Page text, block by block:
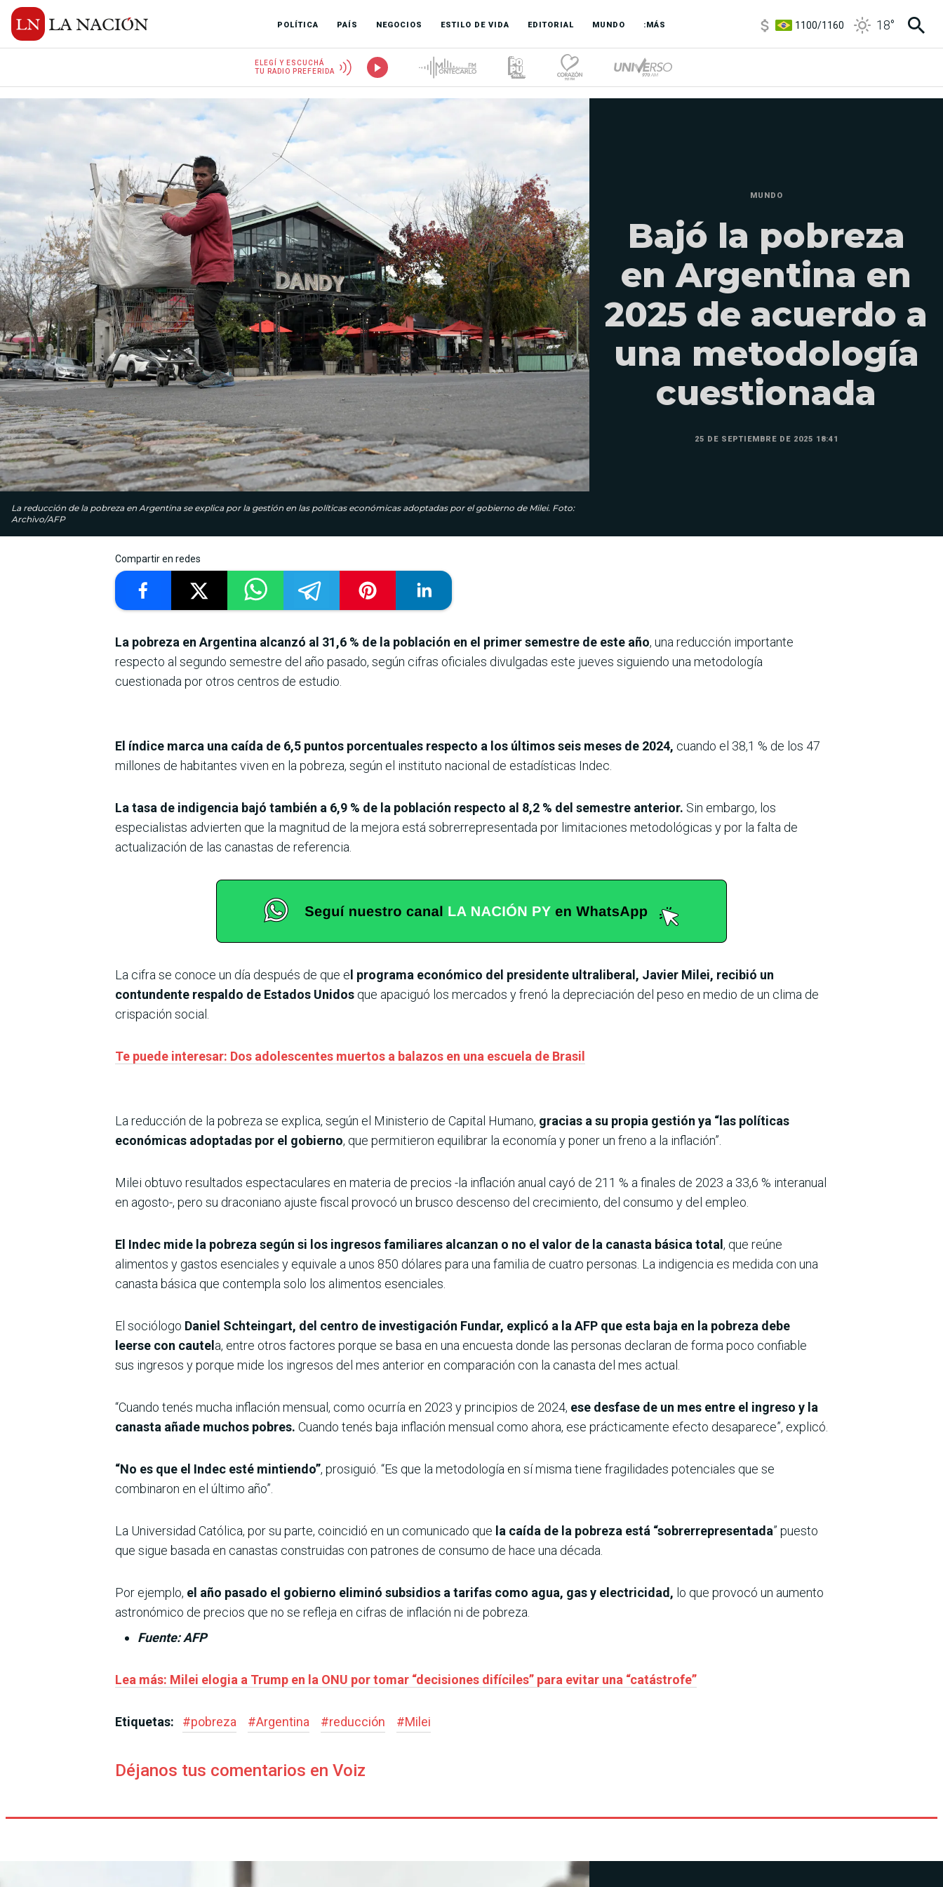
POLÍTICA PAÍS NEGOCIOS ESTILO DE VIDA EDITORIAL MUNDO :MÁS
3,8/4
18°
ELEGÍ Y ESCUCHÁ
TU RADIO PREFERIDA
La reducción de la pobreza en Argentina se explica por la gestión en las políticas económicas adoptadas por el gobierno de Milei. Foto:
Archivo/AFP
MUNDO
Bajó la pobreza
en Argentina en
2025 de acuerdo a
una metodología
cuestionada
25 DE SEPTIEMBRE DE 2025 18:41
Compartir en redes
La pobreza en Argentina alcanzó al 31,6 % de la población en el primer semestre de este año, una reducción importante
respecto al segundo semestre del año pasado, según cifras oficiales divulgadas este jueves siguiendo una metodología
cuestionada por otros centros de estudio.
El índice marca una caída de 6,5 puntos porcentuales respecto a los últimos seis meses de 2024, cuando el 38,1 % de los 47
millones de habitantes viven en la pobreza, según el instituto nacional de estadísticas Indec.
La tasa de indigencia bajó también a 6,9 % de la población respecto al 8,2 % del semestre anterior. Sin embargo, los
especialistas advierten que la magnitud de la mejora está sobrerrepresentada por limitaciones metodológicas y por la falta de
actualización de las canastas de referencia.
La cifra se conoce un día después de que el programa económico del presidente ultraliberal, Javier Milei, recibió un
contundente respaldo de Estados Unidos que apaciguó los mercados y frenó la depreciación del peso en medio de un clima de
crispación social.
Te puede interesar: Dos adolescentes muertos a balazos en una escuela de Brasil
La reducción de la pobreza se explica, según el Ministerio de Capital Humano, gracias a su propia gestión ya “las políticas
económicas adoptadas por el gobierno, que permitieron equilibrar la economía y poner un freno a la inflación”.
Milei obtuvo resultados espectaculares en materia de precios -la inflación anual cayó de 211 % a finales de 2023 a 33,6 % interanual
en agosto-, pero su draconiano ajuste fiscal provocó un brusco descenso del crecimiento, del consumo y del empleo.
El Indec mide la pobreza según si los ingresos familiares alcanzan o no el valor de la canasta básica total, que reúne
alimentos y gastos esenciales y equivale a unos 850 dólares para una familia de cuatro personas. La indigencia es medida con una
canasta básica que contempla solo los alimentos esenciales.
El sociólogo Daniel Schteingart, del centro de investigación Fundar, explicó a la AFP que esta baja en la pobreza debe
leerse con cautela, entre otros factores porque se basa en una encuesta donde las personas declaran de forma poco confiable
sus ingresos y porque mide los ingresos del mes anterior en comparación con la canasta del mes actual.
“Cuando tenés mucha inflación mensual, como ocurría en 2023 y principios de 2024, ese desfase de un mes entre el ingreso y la
canasta añade muchos pobres. Cuando tenés baja inflación mensual como ahora, ese prácticamente efecto desaparece”, explicó.
“No es que el Indec esté mintiendo”, prosiguió. “Es que la metodología en sí misma tiene fragilidades potenciales que se
combinaron en el último año”.
La Universidad Católica, por su parte, coincidió en un comunicado que la caída de la pobreza está “sobrerrepresentada” puesto
que sigue basada en canastas construidas con patrones de consumo de hace una década.
Por ejemplo, el año pasado el gobierno eliminó subsidios a tarifas como agua, gas y electricidad, lo que provocó un aumento
astronómico de precios que no se refleja en cifras de inflación ni de pobreza.
Fuente: AFP
Lea más: Milei elogia a Trump en la ONU por tomar “decisiones difíciles” para evitar una “catástrofe”
Etiquetas: #pobreza #Argentina #reducción #Milei
Déjanos tus comentarios en Voiz